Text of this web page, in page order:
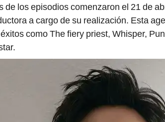
de los episodios comenzaron el 21 de
a cargo de su realización. Esta
como The fiery priest, Whisper,